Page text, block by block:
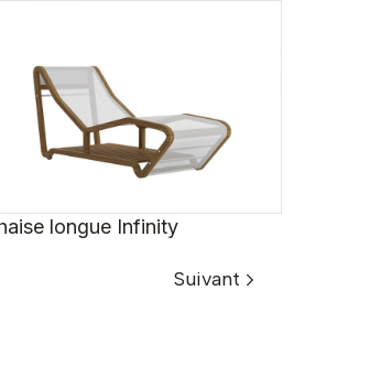
longue Infinity
Suivant